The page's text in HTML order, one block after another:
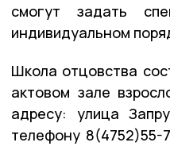
смогут задать
индивидуальном
Школа отцовства
актовом зале
адресу: улица
телефону 8(4752)55-